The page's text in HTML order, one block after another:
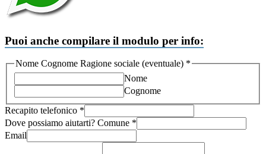
Puoi anche compilare il modulo per info:
sociale
telefonico
Nome Cognome Ragione sociale (eventuale) *
Nome
Cognome
Recapito telefonico *
Dove possiamo aiutarti? Comune *
Email